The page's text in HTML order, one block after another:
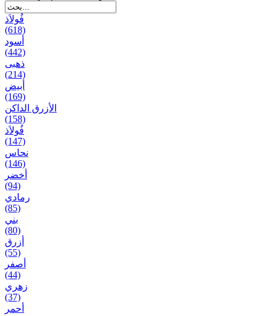
فُولاَذ
(618)
أسود
(442)
ذهبی
(214)
أبيض
(169)
الأزرق الداكن
(158)
فُولاَذ
(147)
نحاس
(146)
أخضر
(94)
رمادي
(85)
بني
(80)
أزرق
(55)
أصفر
(44)
زهري
(37)
أحمر